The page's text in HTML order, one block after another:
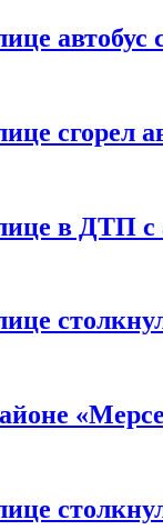
автобус
сгорел
в ДТП с